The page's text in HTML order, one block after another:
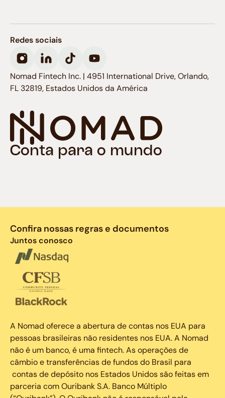
Conta para o mundo
Redes sociais
Nomad Fintech Inc. | 4951 International Drive, Orlando,
FL 32819, Estados Unidos da América
Confira nossas regras e documentos
Juntos conosco
A Nomad oferece a abertura de contas nos EUA para
pessoas brasileiras não residentes nos EUA. A Nomad
não é um banco, é uma fintech. As operações de
câmbio e transferências de fundos do Brasil para
contas de depósito nos Estados Unidos são feitas em
parceria com Ouribank S.A. Banco Múltiplo